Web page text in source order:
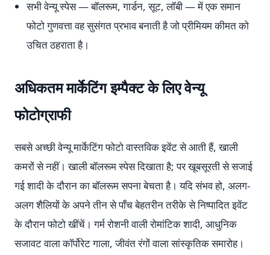
सभी वेन्यू स्पेस — बॉलरूम, गार्डन, सूट, लॉबी — में एक समान
फोटो गुणवत्ता वह सुसंगत प्रभाव बनाती है जो प्रीमियम कीमत को
उचित ठहराता है।
अधिकतम मार्केटिंग इम्पैक्ट के लिए वेन्यू
फोटोग्राफी
सबसे अच्छी वेन्यू मार्केटिंग फोटो वास्तविक इवेंट से आती हैं, खाली
कमरों से नहीं। खाली बॉलरूम स्पेस दिखाता है; पर खूबसूरती से सजाई
गई शादी के दौरान का बॉलरूम सपना बेचता है। यदि संभव हो, अलग-
अलग शैलियों के अपने तीन से पाँच बेहतरीन तरीके से निष्पादित इवेंट
के दौरान फोटो खींचें। गर्म रोशनी वाली रोमांटिक शादी, आधुनिक
सजावट वाला कॉर्पोरेट गाला, जीवंत रंगों वाला सांस्कृतिक समारोह।